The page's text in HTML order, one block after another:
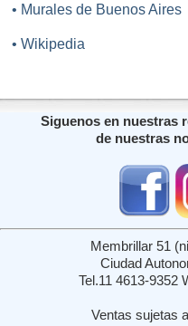
• Murales de Buenos Aires
• Wikipedia
Siguenos en nuestras
de nuestras
Membrillar 51
Ciudad
Tel.11 4613-9352
Ventas sujetas